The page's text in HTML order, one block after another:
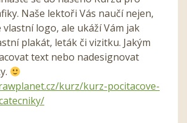
Naše lektoři Vás naučí nejen,
logo, ale ukáží Vám jak
plakát, leták či vizitku. Jakým
text nebo nadesignovat
kurz/kurz-pocitacove-